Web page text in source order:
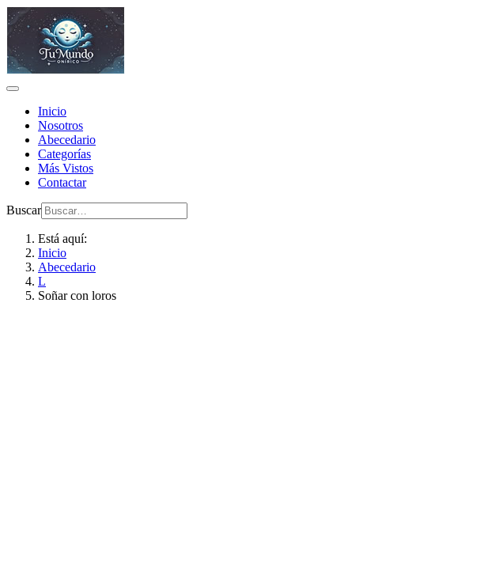
Inicio
Nosotros
Abecedario
Categorías
Más Vistos
Contactar
Buscar
Está aquí:
Inicio
Abecedario
L
Soñar con loros